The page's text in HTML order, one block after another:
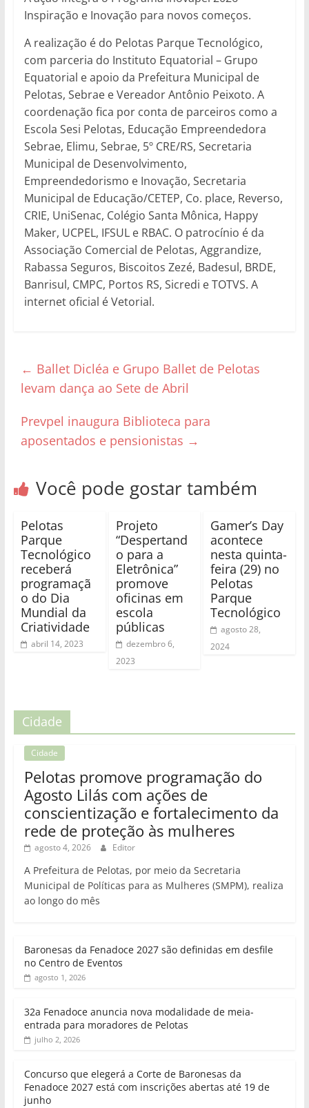
Inspiração e Inovação para novos começos.
A realização é do Pelotas Parque Tecnológico,
com parceria do Instituto Equatorial – Grupo
Equatorial e apoio da Prefeitura Municipal de
Pelotas, Sebrae e Vereador Antônio Peixoto. A
coordenação fica por conta de parceiros como a
Escola Sesi Pelotas, Educação Empreendedora
Sebrae, Elimu, Sebrae, 5º CRE/RS, Secretaria
Municipal de Desenvolvimento,
Empreendedorismo e Inovação, Secretaria
Municipal de Educação/CETEP, Co. place, Reverso,
CRIE, UniSenac, Colégio Santa Mônica, Happy
Maker, UCPEL, IFSUL e RBAC. O patrocínio é da
Associação Comercial de Pelotas, Aggrandize,
Rabassa Seguros, Biscoitos Zezé, Badesul, BRDE,
Banrisul, CMPC, Portos RS, Sicredi e TOTVS. A
internet oficial é Vetorial.
← Ballet Dicléa e Grupo Ballet de Pelotas
levam dança ao Sete de Abril
Prevpel inaugura Biblioteca para
aposentados e pensionistas →
Você pode gostar também
Pelotas
Parque
Tecnológico
receberá
programaçã
o do Dia
Mundial da
Criatividade
abril 14, 2023
Projeto
“Despertand
o para a
Eletrônica”
promove
oficinas em
escola
públicas
dezembro 6,
2023
Gamer’s Day
acontece
nesta quinta-
feira (29) no
Pelotas
Parque
Tecnológico
agosto 28,
2024
Cidade
Cidade
Pelotas promove programação do
Agosto Lilás com ações de
conscientização e fortalecimento da
rede de proteção às mulheres
agosto 4, 2026 Editor
A Prefeitura de Pelotas, por meio da Secretaria
Municipal de Políticas para as Mulheres (SMPM), realiza
ao longo do mês
Baronesas da Fenadoce 2027 são definidas em desfile
no Centro de Eventos
agosto 1, 2026
32a Fenadoce anuncia nova modalidade de meia-
entrada para moradores de Pelotas
julho 2, 2026
Concurso que elegerá a Corte de Baronesas da
Fenadoce 2027 está com inscrições abertas até 19 de
junho